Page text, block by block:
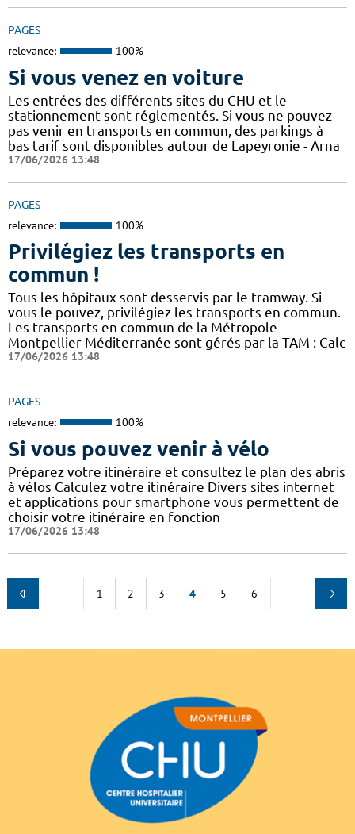
PAGES
relevance: 100%
Si vous venez en voiture
Les entrées des différents sites du CHU et le
stationnement sont réglementés. Si vous ne pouvez
pas venir en transports en commun, des parkings à
bas tarif sont disponibles autour de Lapeyronie - Arna
17/06/2026 13:48
PAGES
relevance: 100%
Privilégiez les transports en
commun !
Tous les hôpitaux sont desservis par le tramway. Si
vous le pouvez, privilégiez les transports en commun.
Les transports en commun de la Métropole
Montpellier Méditerranée sont gérés par la TAM : Calc
17/06/2026 13:48
PAGES
relevance: 100%
Si vous pouvez venir à vélo
Préparez votre itinéraire et consultez le plan des abris
à vélos Calculez votre itinéraire Divers sites internet
et applications pour smartphone vous permettent de
choisir votre itinéraire en fonction
17/06/2026 13:48
1 2 3 4 5 6